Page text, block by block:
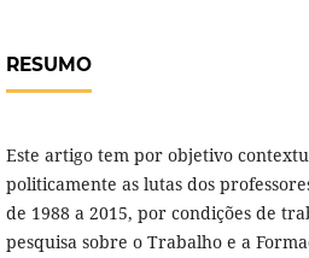
RESUMO
Este artigo tem por objetivo
politicamente as lutas dos
de 1988 a 2015, por condições de
pesquisa sobre o Trabalho e a